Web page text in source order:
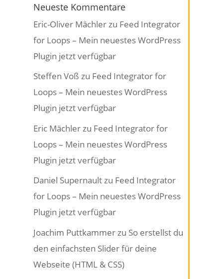
Neueste Kommentare
Eric-Oliver Mächlerzu Feed Integrator
for Loops – Mein neuestes WordPress
Plugin jetzt verfügbar
Steffen Voß zu Feed Integrator for
Loops – Mein neuestes WordPress
Plugin jetzt verfügbar
Eric Mächlerzu Feed Integrator for
Loops – Mein neuestes WordPress
Plugin jetzt verfügbar
Daniel Supernaultzu Feed Integrator
for Loops – Mein neuestes WordPress
Plugin jetzt verfügbar
Joachim Puttkammerzu So erstellst du
den einfachsten Slider für deine
Webseite (HTML & CSS)